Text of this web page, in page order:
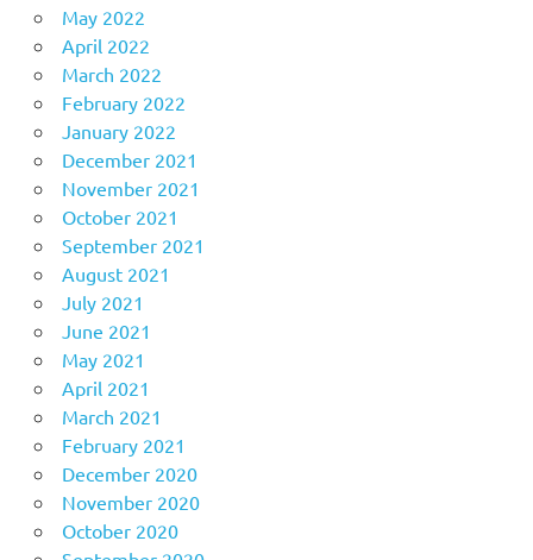
May 2022
April 2022
March 2022
February 2022
January 2022
December 2021
November 2021
October 2021
September 2021
August 2021
July 2021
June 2021
May 2021
April 2021
March 2021
February 2021
December 2020
November 2020
October 2020